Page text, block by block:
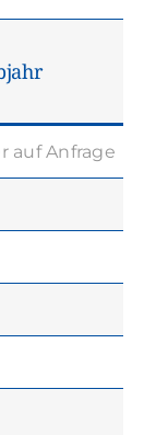
auf Anfrage